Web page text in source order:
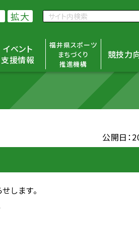
拡大
イベント
支援情報
福井県スポーツ
まちづくり
推進機構
競技力
公開日：
します。